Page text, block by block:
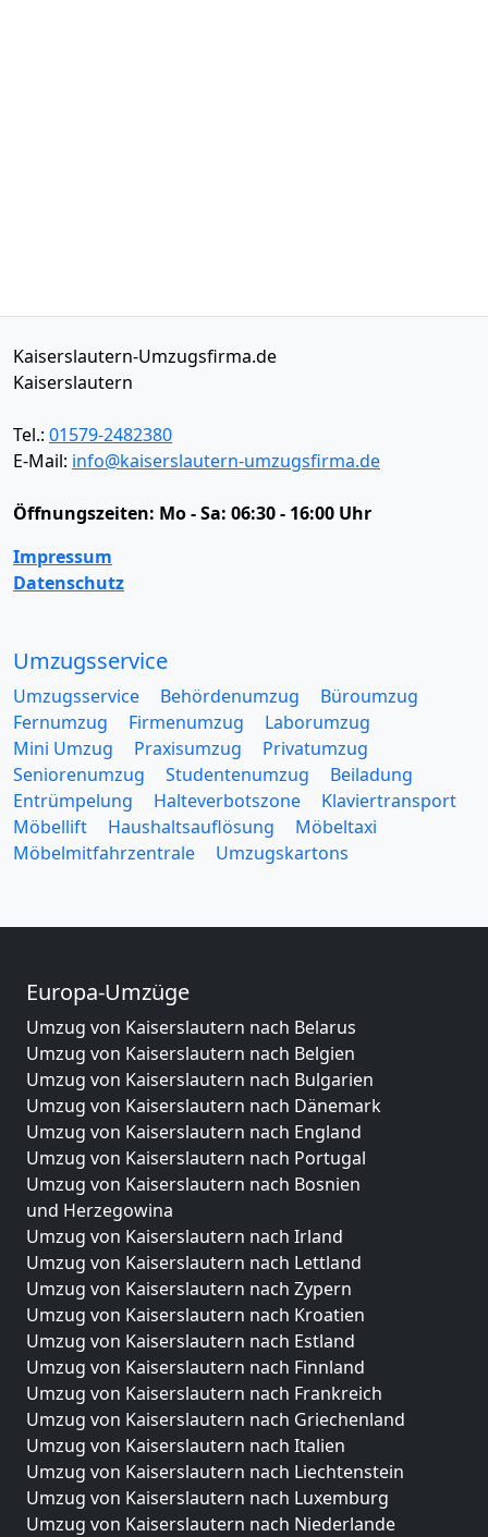
Kaiserslautern-Umzugsfirma.de
Kaiserslautern
Tel.: 01579-2482380
E-Mail: info@kaiserslautern-umzugsfirma.de
Öffnungszeiten: Mo - Sa: 06:30 - 16:00 Uhr
Impressum
Datenschutz
Umzugsservice
Umzugsservice Behördenumzug
Büroumzug
Fernumzug
Firmenumzug
Laborumzug
Mini Umzug
Praxisumzug
Privatumzug
Seniorenumzug
Studentenumzug
Beiladung
Entrümpelung
Halteverbotszone
Klaviertransport
Möbellift
Haushaltsauflösung
Möbeltaxi
Möbelmitfahrzentrale
Umzugskartons
Europa-Umzüge
Umzug von Kaiserslautern nach Belarus
Umzug von Kaiserslautern nach Belgien
Umzug von Kaiserslautern nach Bulgarien
Umzug von Kaiserslautern nach Dänemark
Umzug von Kaiserslautern nach England
Umzug von Kaiserslautern nach Portugal
Umzug von Kaiserslautern nach Bosnien
und Herzegowina
Umzug von Kaiserslautern nach Irland
Umzug von Kaiserslautern nach Lettland
Umzug von Kaiserslautern nach Zypern
Umzug von Kaiserslautern nach Kroatien
Umzug von Kaiserslautern nach Estland
Umzug von Kaiserslautern nach Finnland
Umzug von Kaiserslautern nach Frankreich
Umzug von Kaiserslautern nach Griechenland
Umzug von Kaiserslautern nach Italien
Umzug von Kaiserslautern nach Liechtenstein
Umzug von Kaiserslautern nach Luxemburg
Umzug von Kaiserslautern nach Niederlande